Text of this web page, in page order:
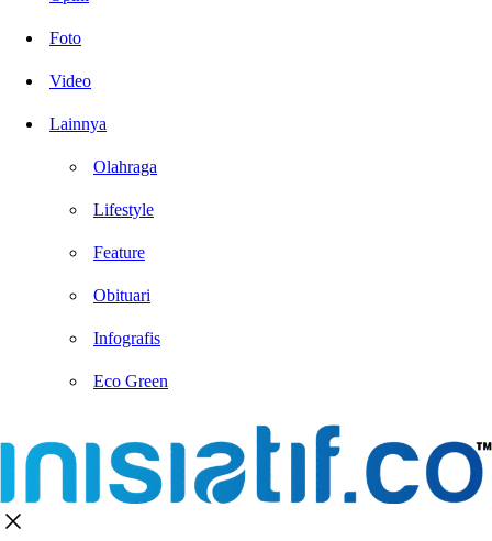
Foto
Video
Lainnya
Olahraga
Lifestyle
Feature
Obituari
Infografis
Eco Green